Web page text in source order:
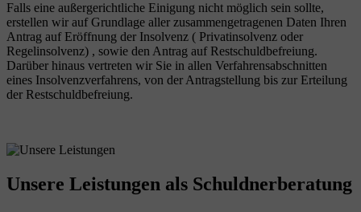
Falls eine außergerichtliche Einigung nicht möglich sein sollte,
erstellen wir auf Grundlage aller zusammengetragenen Daten Ihren
Antrag auf Eröffnung der Insolvenz ( Privatinsolvenz oder
Regelinsolvenz) , sowie den Antrag auf Restschuldbefreiung.
Darüber hinaus vertreten wir Sie in allen Verfahrensabschnitten
eines Insolvenzverfahrens, von der Antragstellung bis zur Erteilung
der Restschuldbefreiung.
Unsere Leistungen als Schuldnerberatung